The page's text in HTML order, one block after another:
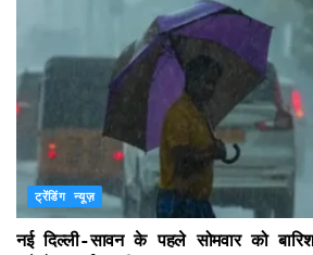
ट्रेंडिंग न्यूज़
नई दिल्ली-सावन के पहले सोमवार को